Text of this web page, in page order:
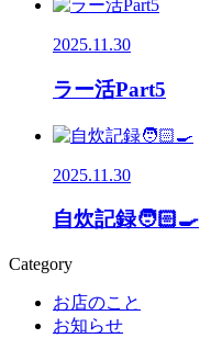
2025.11.30
ラー活Part5
2025.11.30
自炊記録🧑🏻‍🍳
Category
お店のこと
お知らせ